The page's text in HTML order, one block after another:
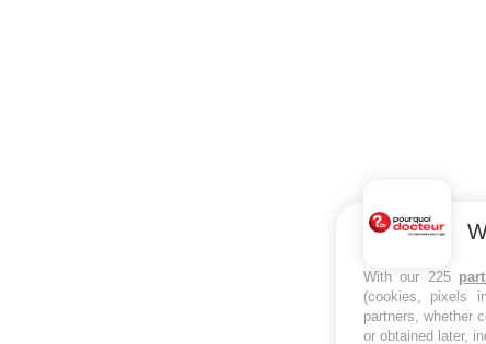
With our 225
(cookies, pixels
partners, whether
or obtained later,